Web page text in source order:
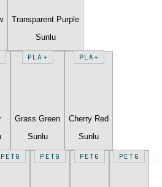
Transparent Purple
Sunlu
PLA+
Grass Green
Sunlu
PLA+
Cherry Red
Sunlu
PETG PETG PETG PETG